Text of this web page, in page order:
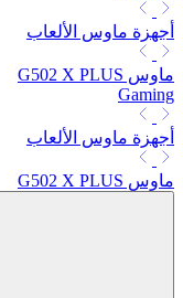
أجهزة ماوس الألعاب
ماوس G502 X PLUS
Gaming
أجهزة ماوس الألعاب
ماوس G502 X PLUS